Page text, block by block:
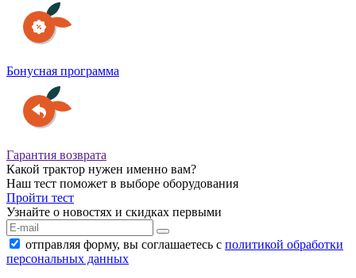
Бонусная программа
Гарантия возврата
Какой трактор нужен именно вам?
Наш тест поможет в выборе оборудования
Пройти тест
Узнайте о новостях и скидках первыми
отправляя форму, вы соглашаетесь с политикой обработки
персональных данных